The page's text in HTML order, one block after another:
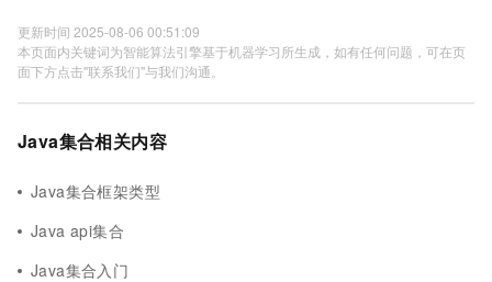
更新时间 2025-08-06 00:51:09
本页面内关键词为智能算法引擎基于机器学习所生成，如有任何问题，可在页
面下方点击"联系我们"与我们沟通。
Java集合相关内容
Java集合框架类型
Java api集合
Java集合入门